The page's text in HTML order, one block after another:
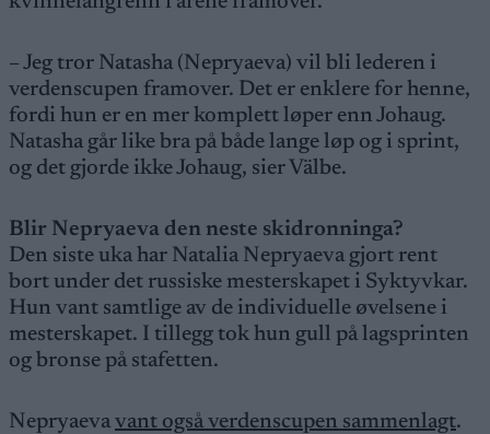
– Jeg tror Natasha (Nepryaeva) vil bli lederen i
verdenscupen framover. Det er enklere for henne,
fordi hun er en mer komplett løper enn Johaug.
Natasha går like bra på både lange løp og i sprint,
og det gjorde ikke Johaug, sier Välbe.
Blir Nepryaeva den neste skidronninga?
Den siste uka har Natalia Nepryaeva gjort rent
bort under det russiske mesterskapet i Syktyvkar.
Hun vant samtlige av de individuelle øvelsene i
mesterskapet. I tillegg tok hun gull på lagsprinten
og bronse på stafetten.
Nepryaeva vant også verdenscupen sammenlagt.